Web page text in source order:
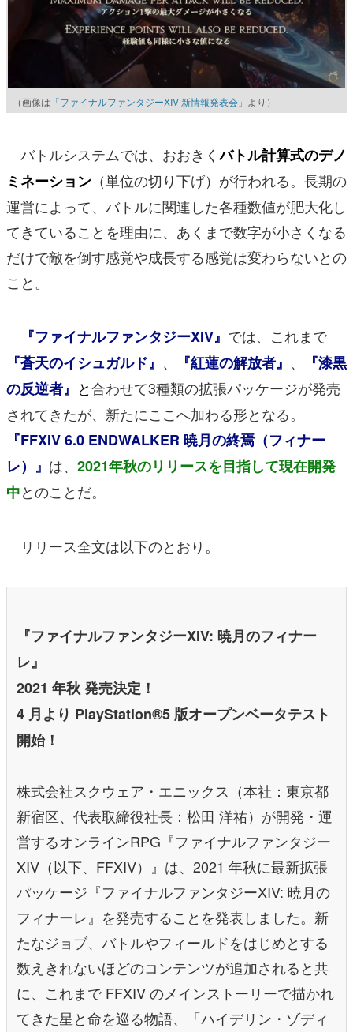
（画像は 「ファイナルファンタジーXIV 新情報発表会」 より）
バトルシステムでは、おおきくバトル計算式のデノ
ミネーション （単位の切り下げ）が行われる。長期の
運営によって、バトルに関連した各種数値が肥大化し
てきていることを理由に、あくまで数字が小さくなる
だけで敵を倒す感覚や成長する感覚は変わらないとの
こと。
『ファイナルファンタジーXIV』 では、これまで
『蒼天のイシュガルド』 、 『紅蓮の解放者』 、
『漆黒
の反逆者』 と合わせて3種類の拡張パッケージが発売
されてきたが、新たにここへ加わる形となる。
『FFXIV 6.0 ENDWALKER 暁月の終焉（フィナー
レ）』 は、 2021年秋のリリースを目指して現在開発
中とのことだ。
リリース全文は以下のとおり。
『ファイナルファンタジーXIV: 暁月のフィナー
レ』
2021 年秋 発売決定！
4 月より PlayStation®5 版オープンベータテスト
開始！
株式会社スクウェア・エニックス（本社：東京都
新宿区、代表取締役社長：松田 洋祐）が開発・運
営するオンラインRPG『ファイナルファンタジー
XIV（以下、FFXIV）』は、2021 年秋に最新拡張
パッケージ『ファイナルファンタジーXIV: 暁月の
フィナーレ』を発売することを発表しました。新
たなジョブ、バトルやフィールドをはじめとする
数えきれないほどのコンテンツが追加されると共
に、これまで FFXIV のメインストーリーで描かれ
てきた星と命を巡る物語、「ハイデリン・ゾディ